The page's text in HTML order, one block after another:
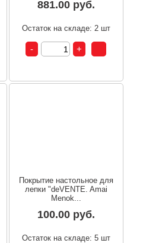
881.00 руб.
Остаток на складе: 2 шт
Покрытие настольное для
лепки "deVENTE. Amai
Menok...
100.00 руб.
Остаток на складе: 5 шт